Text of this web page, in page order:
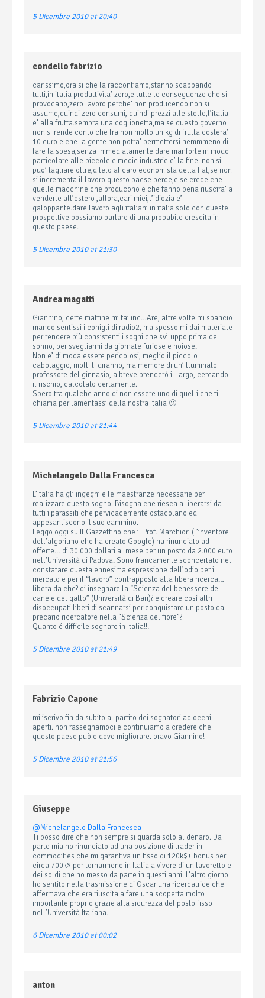
5 Dicembre 2010 at 20:40
condello fabrizio
carissimo,ora si che la raccontiamo,stanno scappando
tutti,in italia produttivita’ zero,e tutte le conseguenze che si
provocano,zero lavoro perche’ non producendo non si
assume,quindi zero consumi, quindi prezzi alle stelle,l’italia
e’ alla frutta.sembra una coglionetta,ma se questo governo
non si rende conto che fra non molto un kg di frutta costera’
10 euro e che la gente non potra’ permettersi nemmmeno di
fare la spesa,senza immediatamente dare manforte in modo
particolare alle piccole e medie industrie e’ la fine. non si
puo’ tagliare oltre,ditelo al caro economista della fiat,se non
si incrementa il lavoro questo paese perde,e se crede che
quelle macchine che producono e che fanno pena riuscira’ a
venderle all’estero ,allora,cari miei,l’idiozia e’
galoppante.dare lavoro agli italiani in italia solo con queste
prospettive possiamo parlare di una probabile crescita in
questo paese.
5 Dicembre 2010 at 21:30
Andrea magatti
Giannino, certe mattine mi fai inc…Are, altre volte mi spancio
manco sentissi i conigli di radio2, ma spesso mi dai materiale
per rendere più consistenti i sogni che sviluppo prima del
sonno, per svegliarmi da giornate furiose e noiose.
Non e’ di moda essere pericolosi, meglio il piccolo
cabotaggio, molti ti diranno, ma memore di un’illuminato
professore del ginnasio, a breve prenderò il largo, cercando
il rischio, calcolato certamente.
Spero tra qualche anno di non essere uno di quelli che ti
chiama per lamentassi della nostra Italia 🙂
5 Dicembre 2010 at 21:44
Michelangelo Dalla Francesca
L’Italia ha gli ingegni e le maestranze necessarie per
realizzare questo sogno. Bisogna che riesca a liberarsi da
tutti i parassiti che pervicacemente ostacolano ed
appesantiscono il suo cammino.
Leggo oggi su Il Gazzettino che il Prof. Marchiori (l’inventore
dell’algoritmo che ha creato Google) ha rinunciato ad
offerte… di 30.000 dollari al mese per un posto da 2.000 euro
nell’Università di Padova. Sono francamente sconcertato nel
constatare questa ennesima espressione dell’odio per il
mercato e per il “lavoro” contrapposto alla libera ricerca…
libera da che? di insegnare la “Scienza del benessere del
cane e del gatto” (Università di Bari)? e creare così altri
disoccupati liberi di scannarsi per conquistare un posto da
precario ricercatore nella “Scienza del fiore”?
Quanto é difficile sognare in Italia!!!
5 Dicembre 2010 at 21:49
Fabrizio Capone
mi iscrivo fin da subito al partito dei sognatori ad occhi
aperti. non rassegnamoci e continuiamo a credere che
questo paese può e deve migliorare. bravo Giannino!
5 Dicembre 2010 at 21:56
Giuseppe
@Michelangelo Dalla Francesca
Ti posso dire che non sempre si guarda solo al denaro. Da
parte mia ho rinunciato ad una posizione di trader in
commodities che mi garantiva un fisso di 120k$+ bonus per
circa 700k$ per tornarmene in Italia a vivere di un lavoretto e
dei soldi che ho messo da parte in questi anni. L’altro giorno
ho sentito nella trasmissione di Oscar una ricercatrice che
affermava che era riuscita a fare una scoperta molto
importante proprio grazie alla sicurezza del posto fisso
nell’Università Italiana.
6 Dicembre 2010 at 00:02
anton